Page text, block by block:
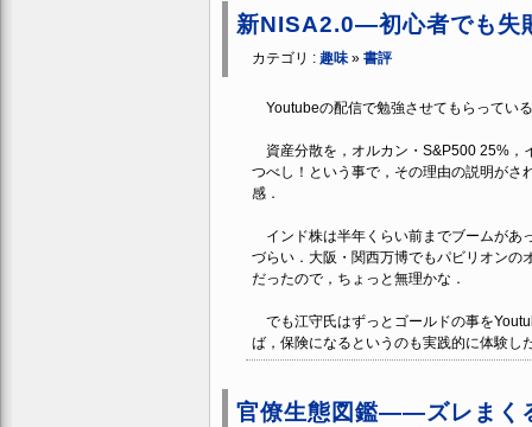
新NISA2.0―初心者でも失
カテゴリ : 趣味» 書評
Youtubeの配信で勉強させてもらってい
資産分散を，オルカン・S&P500 25%，
つべし！という事で，その理由の説明が
感．
インド株は半年くらい前までブームがあ
づらい．大阪・関西万博でもパビリオンの
だったので，ちょっと無理かな．
でも江守氏はずっとゴールドの事を
ば，保険になるというのも実践的に体験し
官僚生態図鑑――ズレまく